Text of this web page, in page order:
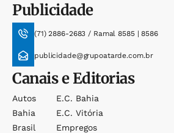
Publicidade
(71) 2886-2683 / Ramal 8585 | 8586
publicidade@grupoatarde.com.br
Canais e Editorias
Autos
Bahia
Brasil
E.c. Bahia
E.c. Vitória
Empregos